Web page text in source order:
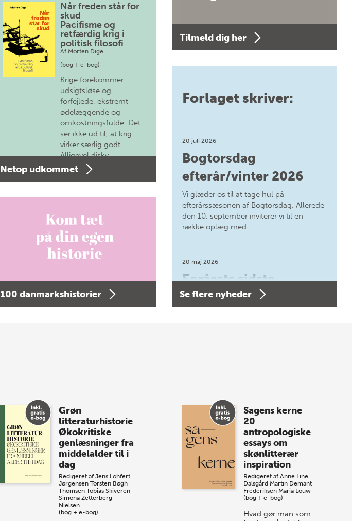
Når freden står for
skud
Pacifisme og
retfærdig krig i
politisk filosofi
Af Morten Dige
(bog + e-bog)
Krige forekommer
udsigtsløse og
forfejlede, ekstremt
ødelæggende og
omkostningsfulde. Det
ser ikke ud til, at krig
virker særlig godt.
Alligevel diskv…
Netop udkommet
100 danmarkshistorier
Tilmeld dig her
Forlaget skriver:
20 juli 2026
Bogtorsdag
efterår/vinter 2026
Vi glæder os til at tage hul på
efterårssæsonen af Bogtorsdag. Allerede
den 10. september inviterer vi til en
række oplæg med…
20 maj 2026
Forårets sidste
Bogtorsdag 11. juni
Spar op til 70% til
sommer-lagersalg!
Vi gentager succesen og inviterer igen i
år til vores store sommer-lagersalg,
så sæt kryds i kalenderen onsdag den
10. j…
Se flere nyheder
Grøn
litteraturhistorie
Økokritiske
genlæsninger fra
middelalder til i
dag
Redigeret af Jens Lohfert
Jørgensen Torsten Bøgh
Thomsen Tobias Skiveren
Simona Zetterberg-
Nielsen
(bog + e-bog)
Sagens kerne
20
antropologiske
essays om
skønlitterær
inspiration
Redigeret afAnne Line
Dalsgård Martin Demant
Frederiksen Maria Louw
(bog + e-bog)
Hvad gør man som